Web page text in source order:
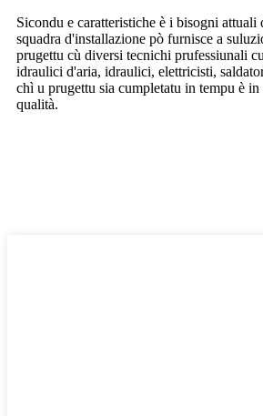
Sicondu e caratteristiche è i bisogni attuali
squadra d'installazione pò furnisce a
prugettu cù diversi tecnichi prufessiunali
idraulici d'aria, idraulici, elettricisti,
chì u prugettu sia cumpletatu in tempu è
qualità.